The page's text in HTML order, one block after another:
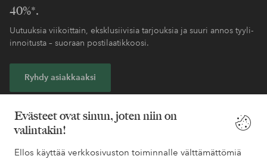
Evästeet ovat sinun, joten niin on
valintakin!
Ellos käyttää verkkosivuston toiminnalle välttämättömiä
40%*.
Uutuuksia viikoittain, eksklusiivisia tarjouksia ja suuri annos tyyli-
innoitusta – suoraan postilaatikkoosi.
Ryhdy asiakkaaksi
Tarvitsetko apua?